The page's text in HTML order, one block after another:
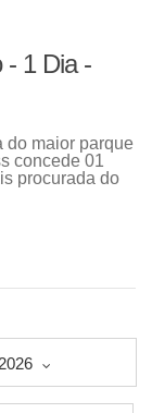
- 1 Dia -
do maior parque
concede 01
procurada do